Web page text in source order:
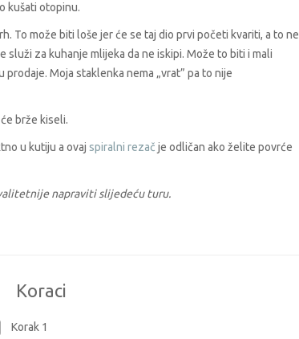
kušati otopinu.
To može biti loše jer će se taj dio prvi početi kvariti, a to ne
za kuhanje mlijeka da ne iskipi. Može to biti i mali
Moja staklenka nema „vrat” pa to nije
brže kiseli.
u kutiju a ovaj spiralni rezač je odličan ako želite povrće
napraviti slijedeću turu.
Koraci
Korak 1